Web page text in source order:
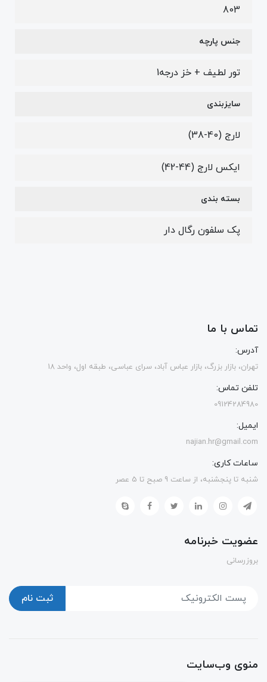
803
جنس پارچه
تور لطیف + خز درجه1
سایزبندی
لارج (40-38)
ایکس لارج (44-42)
بسته بندی
پک سلفون رگال دار
تماس با ما
آدرس:
تهران، بازار بزرگ، بازار عباس آباد، سرای عباسی، طبقه اول، واحد 18
تلفن تماس:
09124284980
ایمیل:
najian.hr@gmail.com
ساعات کاری:
شنبه تا پنجشنبه، از ساعت 9 صبح تا 5 عصر
عضویت خبرنامه
بروزرسانی
ثبت نام
منوی وب‌سایت